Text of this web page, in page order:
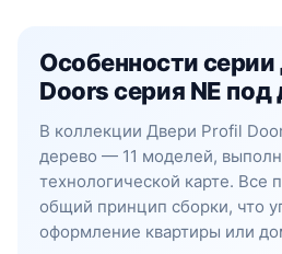
Особенности
Doors серия NE под
В коллекции Двери Profil
дерево — 11 моделей,
технологической карте. Все
общий принцип сборки, что
оформление квартиры или